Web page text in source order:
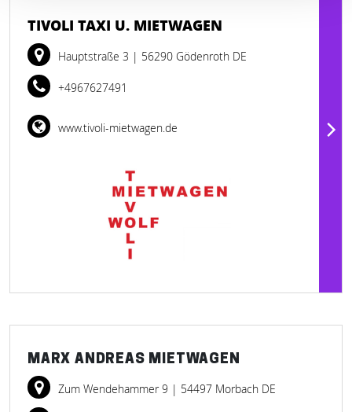
TIVOLI TAXI U. MIETWAGEN
Hauptstraße 3 | 56290 Gödenroth DE
+4967627491
www.tivoli-mietwagen.de
MARX ANDREAS MIETWAGEN
Zum Wendehammer 9 | 54497 Morbach DE